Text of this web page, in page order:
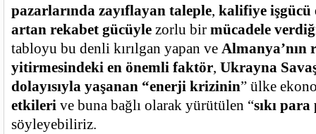
pazarlarında zayıflayan taleple, kalifiye işgücü
artan rekabet gücüyle zorlu bir mücadele
tabloyu bu denli kırılgan yapan ve Almanya’nın
yitirmesindeki en önemli faktör, Ukrayna
dolayısıyla yaşanan “enerji krizinin” ülke
etkileri ve buna bağlı olarak yürütülen “sıkı
söyleyebiliriz.